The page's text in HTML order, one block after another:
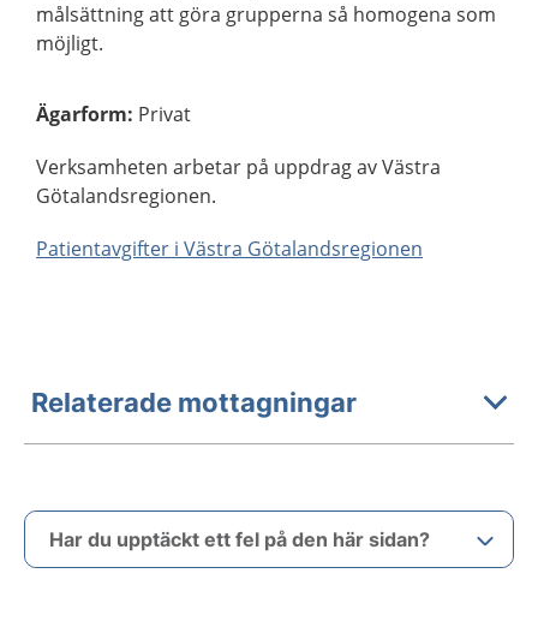
målsättning att göra grupperna så homogena som
möjligt.
Ägarform: Privat
Verksamheten arbetar på uppdrag av Västra
Götalandsregionen.
Patientavgifter i Västra Götalandsregionen
Relaterade mottagningar
Har du upptäckt ett fel på den här sidan?